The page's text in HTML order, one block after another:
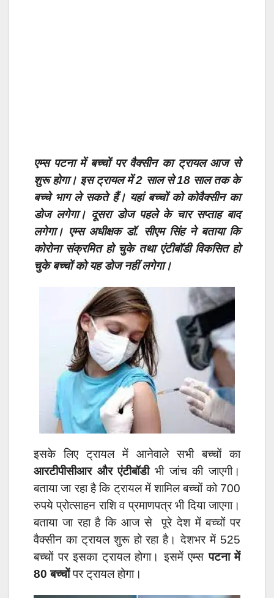
एम्स पटना में बच्चों पर वैक्सीन का ट्रायल आज से
शुरू होगा। इस ट्रायल में 2 साल से 18 साल तक के
बच्चे भाग ले सकते हैं। यहां बच्चों को कोवैक्सीन का
डोज लगेगा। दूसरा डोज पहले के चार सप्ताह बाद
लगेगा। एम्स अधीक्षक डॉ. सीएम सिंह ने बताया कि
कोरोना संक्रमित हो चुके तथा एंटीबॉडी विकसित हो
चुके बच्चों को यह डोज नहीं लगेगा।
इसके लिए ट्रायल में आनेवाले सभी बच्चों का
आरटीपीसीआर और एंटीबॉडीभी जांच की जाएगी।
बताया जा रहा है कि ट्रायल में शामिल बच्चों को 700
रुपये प्रोत्साहन राशि व प्रमाणपत्र भी दिया जाएगा।
बताया जा रहा है कि आज से पूरे देश में बच्चों पर
वैक्सीन का ट्रायल शुरू हो रहा है। देशभर में 525
बच्चों पर इसका ट्रायल होगा। इसमें एम्सपटना में
80 बच्चोंपर ट्रायल होगा।